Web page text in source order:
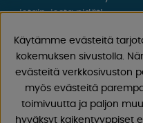
jotain, josta pidät!
Seuraa meitä
inspiraatiota, uutisia ja
Leirintäelämä alkaa
Käytämme evästeitä
kokemuksen sivustolla.
evästeitä verkkosivuston
myös evästeitä
toimivuutta ja paljon
hyväksyt kaikentyyppiset